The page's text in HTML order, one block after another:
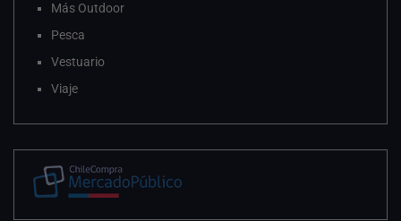
Más Outdoor
Pesca
Vestuario
Viaje